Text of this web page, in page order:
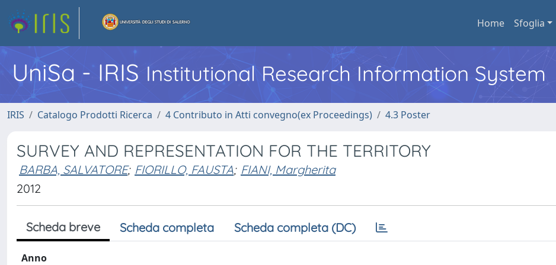
Home Sfoglia
UniSa - IRIS Institutional Research Information System
IRIS Catalogo Prodotti Ricerca 4 Contributo in Atti convegno(ex Proceedings) 4.3 Poster
SURVEY AND REPRESENTATION FOR THE TERRITORY
BARBA, SALVATORE; FIORILLO, FAUSTA; FIANI, Margherita
2012
Scheda breve Scheda completa Scheda completa (DC)
Anno